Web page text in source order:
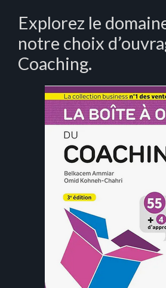
Explorez le
notre choix
Coaching.